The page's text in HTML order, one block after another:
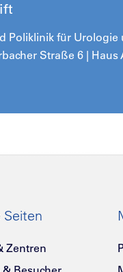
Poliklinik für
Straße 6 | Haus
Seiten
Zentren